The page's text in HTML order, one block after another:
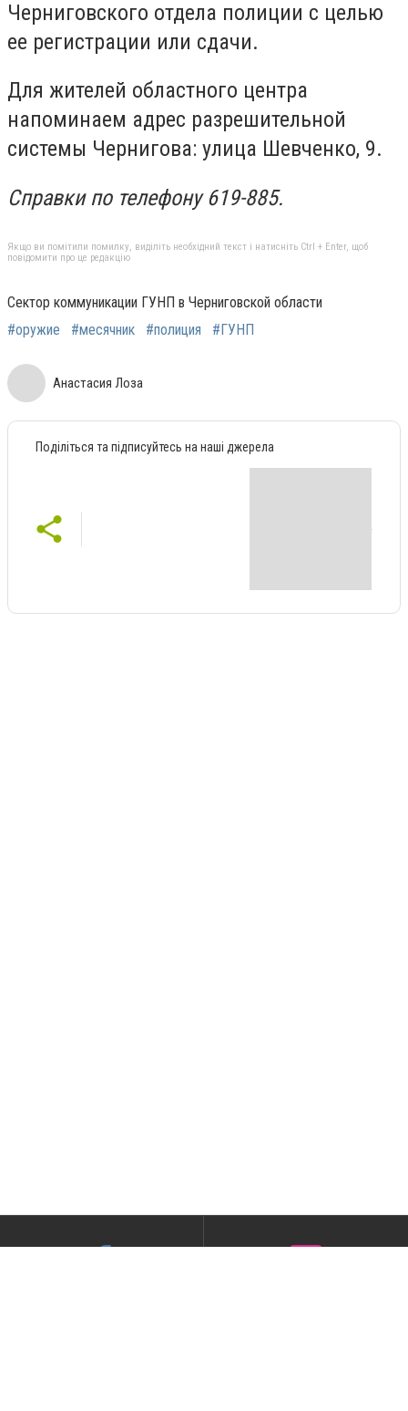
Черниговского отдела полиции с целью
ее регистрации или сдачи.
Для жителей областного центра
напоминаем адрес разрешительной
системы Чернигова: улица Шевченко, 9.
Справки по телефону 619-885.
Якщо ви помітили помилку, виділіть необхідний текст і натисніть Ctrl + Enter, щоб
повідомити про це редакцію
Сектор коммуникации ГУНП в Черниговской области
#оружие
#месячник #полиция #ГУНП
Анастасия Лоза
Поділіться та підписуйтесь на наші джерела